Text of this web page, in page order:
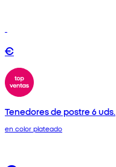
€
Tenedores de postre 6 uds.
en color plateado